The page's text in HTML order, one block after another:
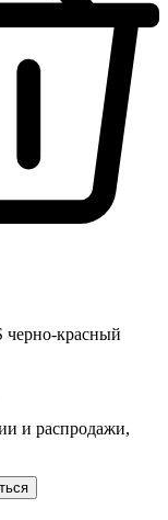
черно-красный
и распродажи,